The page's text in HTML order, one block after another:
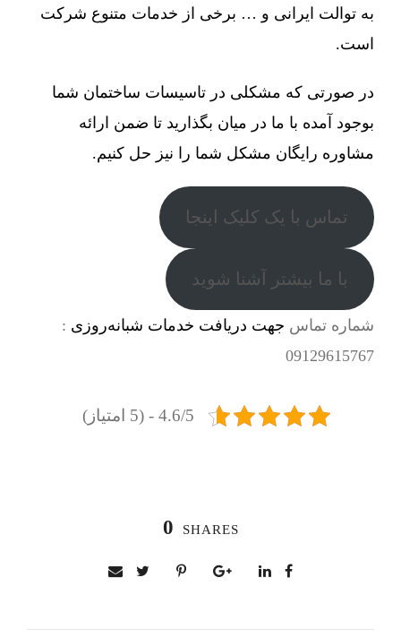
به توالت ایرانی و … برخی از خدمات متنوع شرکت
است.
در صورتی که مشکلی در تاسیسات ساختمان شما
بوجود آمده با ما در میان بگذارید تا ضمن ارائه
مشاوره رایگان مشکل شما را نیز حل کنیم.
تماس با یک کلیک اینجا
با ما بیشتر آشنا شوید
شماره تماس جهت دریافت خدمات شبانه‌روزی :
09129615767
4.6/5 - (5 امتیاز)
0 SHARES